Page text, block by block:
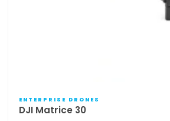
ENTERPRISE DRONES
DJI Matrice 30